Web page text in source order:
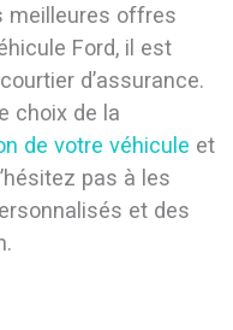
meilleures offres
Ford, il est
d’assurance.
choix de la
de votre véhicule et
pas à les
et des